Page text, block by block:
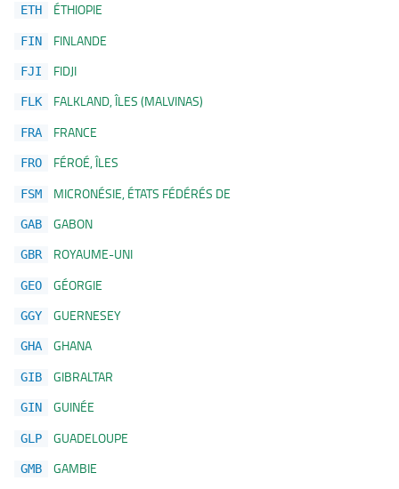
ETH ÉTHIOPIE
FIN FINLANDE
FJI FIDJI
FLK FALKLAND, ÎLES (MALVINAS)
FRA FRANCE
FRO FÉROÉ, ÎLES
FSM MICRONÉSIE, ÉTATS FÉDÉRÉS DE
GAB GABON
GBR ROYAUME-UNI
GEO GÉORGIE
GGY GUERNESEY
GHA GHANA
GIB GIBRALTAR
GIN GUINÉE
GLP GUADELOUPE
GMB GAMBIE